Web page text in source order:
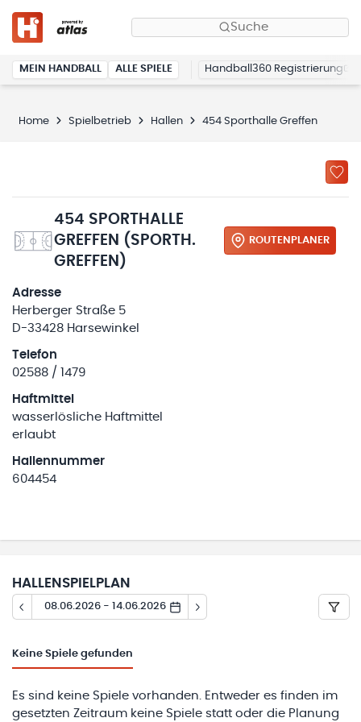
Suche
MEIN HANDBALL ALLE SPIELE Handball360 Registrierung
Home Spielbetrieb Hallen 454 Sporthalle Greffen
454 SPORTHALLE
GREFFEN (SPORTH.
GREFFEN)
ROUTENPLANER
Adresse
Herberger Straße 5
D-33428 Harsewinkel
Telefon
02588 / 1479
Haftmittel
wasserlösliche Haftmittel
erlaubt
Hallennummer
604454
HALLENSPIELPLAN
08.06.2026 - 14.06.2026
Keine Spiele gefunden
Es sind keine Spiele vorhanden. Entweder es finden im
gesetzten Zeitraum keine Spiele statt oder die Planung